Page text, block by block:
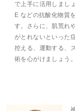
で上手に活用しまし
E などの抗酸化物質
す。さらに、肌荒れ
がとれないといった
控える、運動する、
術を心がけましょう。